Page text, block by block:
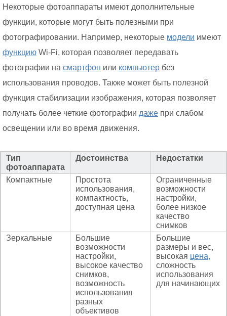
Некоторые фотоаппараты имеют дополнительные
функции, которые могут быть полезными при
фотографировании. Например, некоторые модели имеют
функцию Wi-Fi, которая позволяет передавать
фотографии на смартфон или компьютер без
использования проводов. Также может быть полезной
функция стабилизации изображения, которая позволяет
получать более четкие фотографии даже при слабом
освещении или во время движения.
Тип
фотоаппарата
Достоинства Недостатки
Компактные
Простота
использования,
компактность,
доступная цена
Ограниченные
возможности
настройки,
более низкое
качество
снимков
Зеркальные
Большие
возможности
настройки,
высокое качество
снимков,
возможность
использования
разных
объективов
Большие
размеры и вес,
высокая цена,
сложность
использования
для начинающих